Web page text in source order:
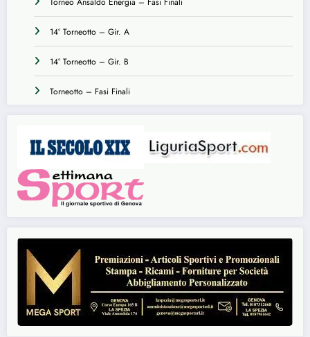
14° Torneotto – Gir. A
14° Torneotto – Gir. B
Torneotto – Fasi Finali